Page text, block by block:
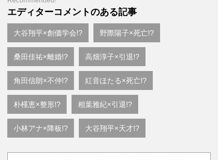
エディターコメントのある記事
大谷翔平×創価学会!? 野際陽子×死亡!?
桑田佳祐×離婚!? 高畑淳子×引退!?
角田信朗×不仲!? 紅音ほたる×死亡!?
朴槿恵×整形!? 相葉雅紀×引退!?
小林アナ×降板!? 大谷翔平×天才!?